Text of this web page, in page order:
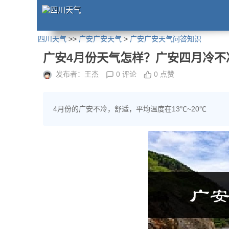
四川天气>>广安广安天气 > 广安广安天气问答知识
广安4月份天气怎样？广安四月冷不
发布者：王杰 0 评论 0 点赞
4月份的广安不冷，舒适，平均温度在13℃~20℃